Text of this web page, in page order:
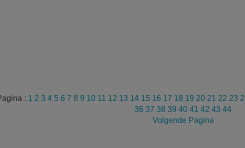
: 1 2 3 4 5 6 7 8 9 10 11 12 13 14 15 16 17 18 19 20 21 22 23
36 37 38 39 40 41 42 43 44
Volgende Pagina